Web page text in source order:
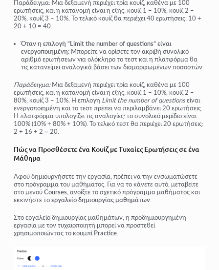
Παράδειγμα: Μια δεξαμενή περιέχει τρία κουίζ, καθένα με 100
ερωτήσεις, και η κατανομή είναι η εξής: κουίζ 1 – 10%, κουίζ 2 –
20%, κουίζ 3 – 10%. Το τελικό κουίζ θα περιέχει 40 ερωτήσεις: 10 +
20 + 10 = 40.
Όταν η επιλογή “Limit the number of questions” είναι
ενεργοποιημένη: Μπορείτε να ορίσετε τον ακριβή συνολικό
αριθμό ερωτήσεων για ολόκληρο το τεστ και η πλατφόρμα θα
τις κατανείμει αναλογικά βάσει των διαμορφωμένων ποσοστών.
Παράδειγμα:Μια δεξαμενή περιέχει τρία κουίζ, καθένα με 100
ερωτήσεις, και η κατανομή είναι η εξής: κουίζ 1 – 10%, κουίζ 2 –
80%, κουίζ 3 – 10%. Η επιλογή Limit the number of questionsείναι
ενεργοποιημένη και το τεστ πρέπει να περιλαμβάνει 20 ερωτήσεις.
Η πλατφόρμα υπολογίζει τις αναλογίες: το συνολικό μερίδιο είναι
100% (10% + 80% + 10%). Το τελικό τεστ θα περιέχει 20 ερωτήσεις:
2 + 16 + 2 = 20.
Πώς να Προσθέσετε ένα Κουίζ με Τυχαίες Ερωτήσεις σε ένα
Μάθημα
Αφού δημιουργήσετε την εργασία, πρέπει να την ενσωματώσετε
στο πρόγραμμα του μαθήματος. Για να το κάνετε αυτό, μεταβείτε
στο μενούCourses , ανοίξτε το σχετικό πρόγραμμα μαθήματος και
εκκινήστε τοεργαλείο δημιουργίας μαθημάτων
Στο εργαλείο δημιουργίας μαθημάτων, η προδημιουργημένη
εργασία με τον τυχαιοποιητή μπορεί να προστεθεί
χρησιμοποιώντας το κουμπί Practice